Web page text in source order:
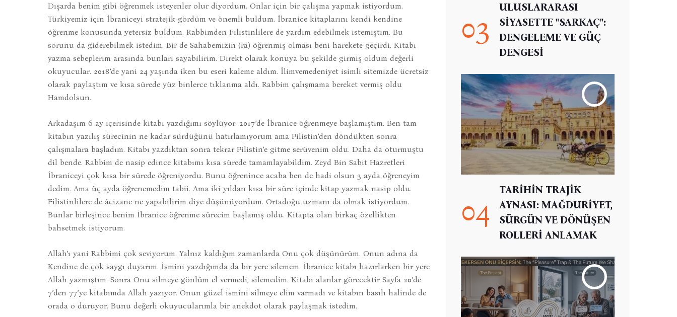
Dışarda benim gibi öğrenmek isteyenler olur diyordum. Onlar için bir çalışma yapmak istiyordum.
Türkiyemiz için İbraniceyi stratejik gördüm ve önemli buldum. İbranice kitaplarını kendi kendine
öğrenme konusunda yetersiz buldum. Rabbimden Filistinlilere de yardım edebilmek istemiştim. Bu
sorunu da giderebilmek istedim. Bir de Sahabemizin (ra) öğrenmiş olması beni harekete geçirdi. Kitabı
yazma sebeplerim arasında bunları sayabilirim. Direkt olarak konuya bu şekilde girmiş oldum değerli
okuyucular. 2018’de yani 24 yaşında iken bu eseri kaleme aldım. İlimvemedeniyet isimli sitemizde ücretsiz
olarak paylaştım ve kısa sürede yüz binlerce tıklanma aldı. Rabbim çalışmama bereket vermiş oldu
Hamdolsun.
Arkadaşım 6 ay içerisinde kitabı yazdığımı söylüyor. 2017’de İbranice öğrenmeye başlamıştım. Ben tam
kitabın yazılış sürecinin ne kadar sürdüğünü hatırlamıyorum ama Filistin’den döndükten sonra
çalışmalara başladım. Kitabı yazdıktan sonra tekrar Filistin’e gitme serüvenim oldu. Daha da oturmuştu
dil bende. Rabbim de nasip edince kitabımı kısa sürede tamamlayabildim. Zeyd Bin Sabit Hazretleri
İbraniceyi çok kısa bir sürede öğreniyordu. Bunu öğrenince acaba ben de hadi olsun 3 ayda öğreneyim
dedim. Ama üç ayda öğrenemedim tabii. Ama iki yıldan kısa bir süre içinde kitap yazmak nasip oldu.
Filistinlilere de âcizane ne yapabilirim diye düşünüyordum. Ortadoğu uzmanı da olmak istiyordum.
Bunlar birleşince benim İbranice öğrenme sürecim başlamış oldu. Kitapta olan birkaç özellikten
bahsetmek istiyorum.
Allah’ı yani Rabbimi çok seviyorum. Yalnız kaldığım zamanlarda Onu çok düşünürüm. Onun adına da
Kendine de çok saygı duyarım. İsmini yazdığımda da bir yere silemem. İbranice kitabı hazırlarken bir yere
Allah yazmıştım. Sonra Onu silmeye gönlüm el vermedi, silemedim. Kitabı alanlar görecektir Sayfa 20’de
7’den 77’ye kitabımda Allah yazıyor. Onun güzel ismini silmeye elim varmadı ve kitabın basılı halinde de
orada o duruyor. Bunu değerli okuyucularımla bir anekdot olarak paylaşmak istedim.
03
ULUSLARARASI
SİYASETTE "SARKAÇ":
DENGELEME VE GÜÇ
DENGESİ
04
TARİHİN TRAJİK
AYNASI: MAĞDURİYET,
SÜRGÜN VE DÖNÜŞEN
ROLLERİ ANLAMAK